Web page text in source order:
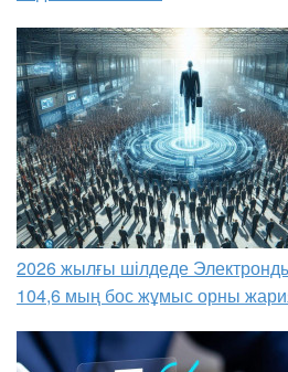
2026 жылғы шілдеде
104,6 мың бос жұмыс орны